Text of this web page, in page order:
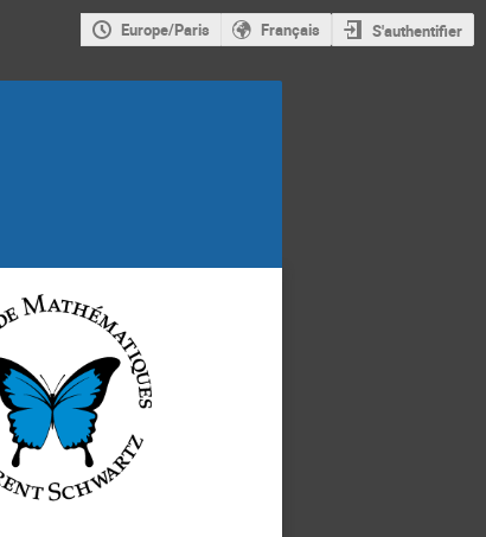
Europe/Paris Français S'authentifier